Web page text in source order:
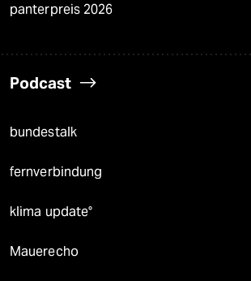
panterpreis 2026
Podcast
bundestalk
fernverbindung
klima update°
Mauerecho